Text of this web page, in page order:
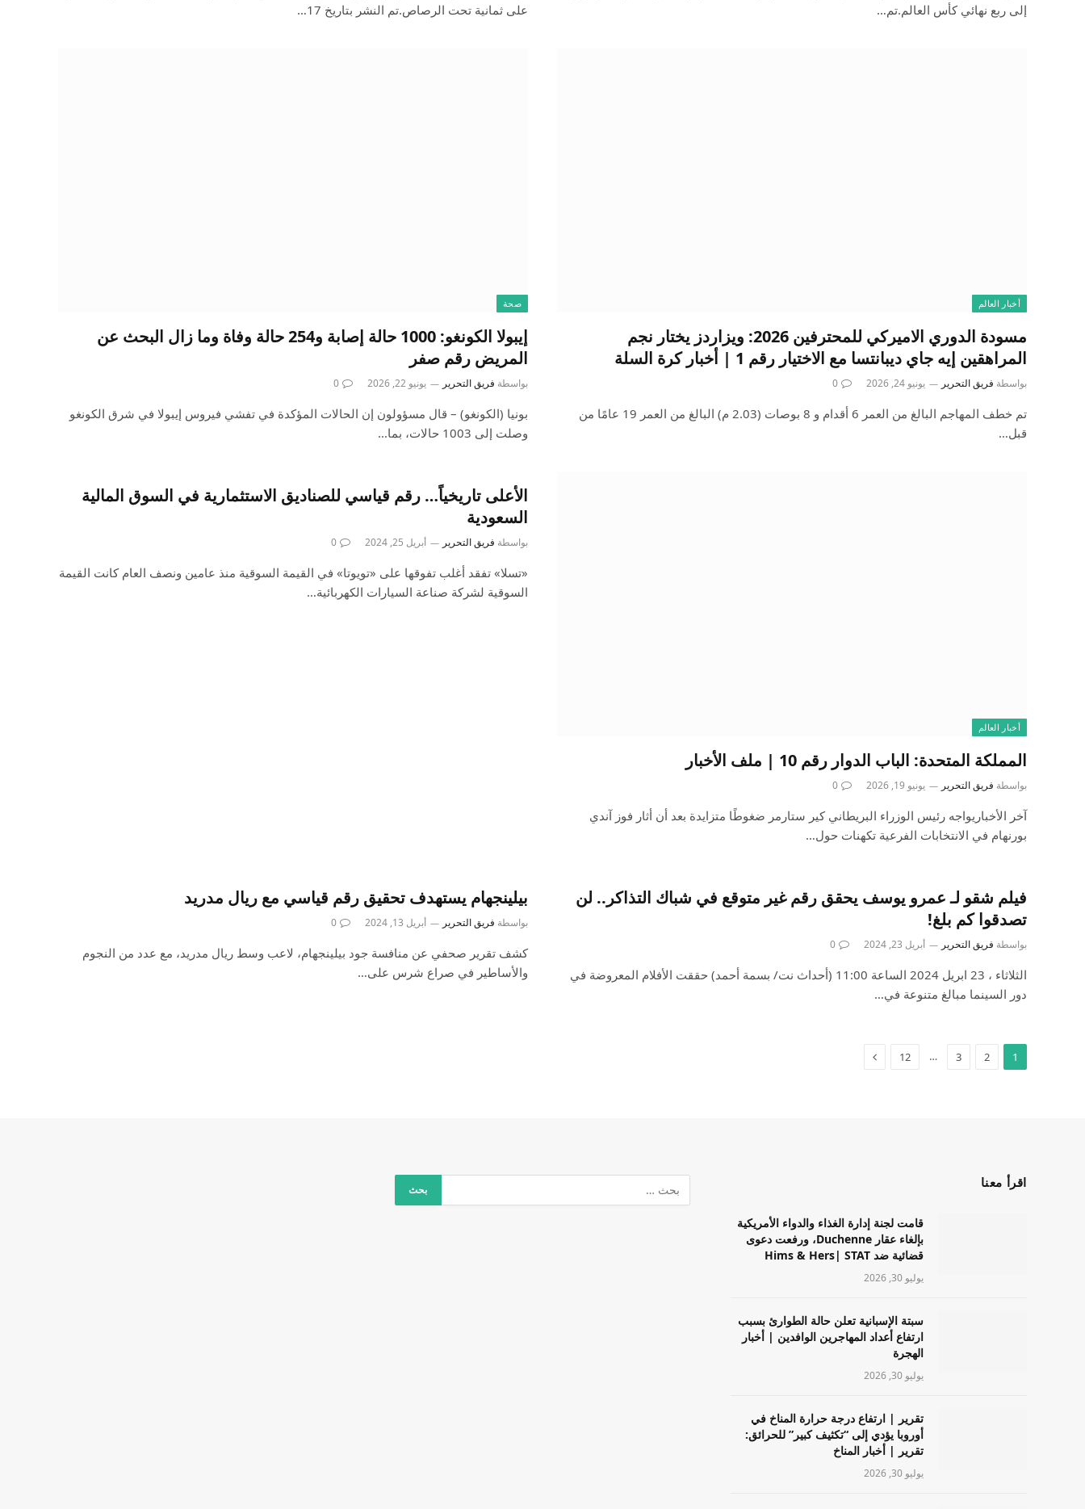
إلى ربع نهائي كأس العالم.تم…
على ثمانية تحت الرصاص.تم النشر بتاريخ 17…
أخبار العالم
مسودة الدوري الاميركي للمحترفين 2026: ويزاردز يختار نجم
المراهقين إيه جاي ديبانتسا مع الاختيار رقم 1 | أخبار كرة السلة
بواسطة فريق التحرير يونيو 24, 2026 0
تم خطف المهاجم البالغ من العمر 6 أقدام و 8 بوصات (2.03 م) البالغ من العمر 19 عامًا من
قبل…
صحة
إيبولا الكونغو: 1000 حالة إصابة و254 حالة وفاة وما زال البحث عن
المريض رقم صفر
بواسطة فريق التحرير يونيو 22, 2026 0
بونيا (الكونغو) – قال مسؤولون إن الحالات المؤكدة في تفشي فيروس إيبولا في شرق الكونغو
وصلت إلى 1003 حالات، بما…
أخبار العالم
المملكة المتحدة: الباب الدوار رقم 10 | ملف الأخبار
بواسطة فريق التحرير يونيو 19, 2026 0
آخر الأخباريواجه رئيس الوزراء البريطاني كير ستارمر ضغوطًا متزايدة بعد أن أثار فوز آندي
بورنهام في الانتخابات الفرعية تكهنات حول…
الأعلى تاريخياً… رقم قياسي للصناديق الاستثمارية في السوق المالية
السعودية
بواسطة فريق التحرير أبريل 25, 2024 0
«تسلا» تفقد أغلب تفوقها على «تويوتا» في القيمة السوقية منذ عامين ونصف العام كانت القيمة
السوقية لشركة صناعة السيارات الكهربائية…
فيلم شقو لـ عمرو يوسف يحقق رقم غير متوقع في شباك التذاكر.. لن
تصدقوا كم بلغ!
بواسطة فريق التحرير أبريل 23, 2024 0
الثلاثاء ، 23 ابريل 2024 الساعة 11:00 (أحداث نت/ بسمة أحمد) حققت الأفلام المعروضة في
دور السينما مبالغ متنوعة في…
بيلينجهام يستهدف تحقيق رقم قياسي مع ريال مدريد
بواسطة فريق التحرير أبريل 13, 2024 0
كشف تقرير صحفي عن منافسة جود بيلينجهام، لاعب وسط ريال مدريد، مع عدد من النجوم
والأساطير في صراع شرس على…
1
2
3
…
12
اقرأ معنا
قامت لجنة إدارة الغذاء والدواء الأمريكية
بإلغاء عقار Duchenne، ورفعت دعوى
قضائية ضد Hims & Hers| STAT
يوليو 30, 2026
سبتة الإسبانية تعلن حالة الطوارئ بسبب
ارتفاع أعداد المهاجرين الوافدين | أخبار
الهجرة
يوليو 30, 2026
تقرير | ارتفاع درجة حرارة المناخ في
أوروبا يؤدي إلى “تكثيف كبير” للحرائق:
تقرير | أخبار المناخ
يوليو 30, 2026